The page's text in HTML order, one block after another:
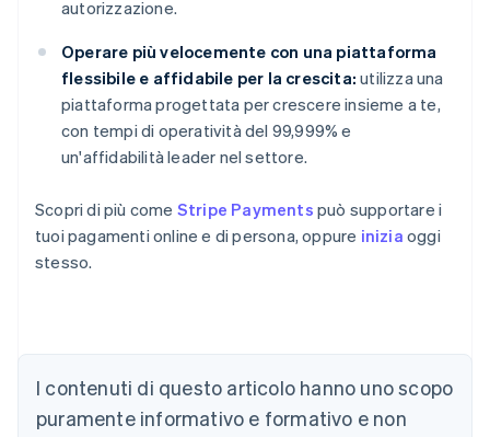
autorizzazione.
Operare più velocemente con una piattaforma
flessibile e affidabile per la crescita: utilizza una
piattaforma progettata per crescere insieme a te,
con tempi di operatività del 99,999% e
un'affidabilità leader nel settore.
Scopri di più come Stripe Payments può supportare i
tuoi pagamenti online e di persona, oppure inizia oggi
stesso.
I contenuti di questo articolo hanno uno scopo
puramente informativo e formativo e non
English
DeutschEnglish